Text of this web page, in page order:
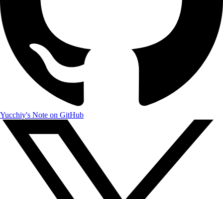
Yucchiy's Note on GitHub